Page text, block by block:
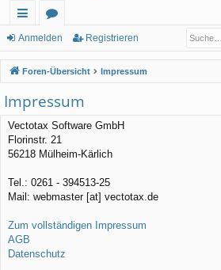
ch
ne
llz
ug
rif
f
or
en
Anmelden Registrieren
Foren-Übersicht Impressum
Impressum
Vectotax Software GmbH
Florinstr. 21
56218 Mülheim-Kärlich
Tel.: 0261 - 394513-25
Mail: webmaster [at] vectotax.de
Zum vollständigen Impressum
AGB
Datenschutz